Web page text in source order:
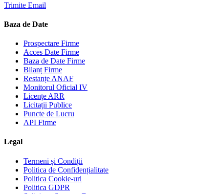
Trimite Email
Baza de Date
Prospectare Firme
Acces Date Firme
Baza de Date Firme
Bilanț Firme
Restanțe ANAF
Monitorul Oficial IV
Licențe ARR
Licitații Publice
Puncte de Lucru
API Firme
Legal
Termeni și Condiții
Politica de Confidențialitate
Politica Cookie-uri
Politica GDPR